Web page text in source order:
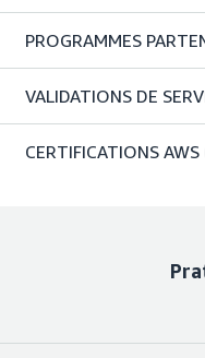
PROGRAMMES
VALIDATIONS DE
CERTIFICATIONS AWS